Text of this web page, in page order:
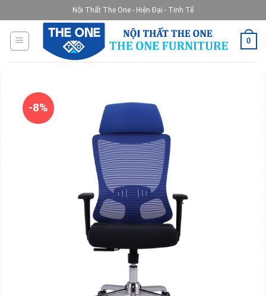
to
content
Nội Thất The One - Hiện Đại - Tinh Tế
0
-8%